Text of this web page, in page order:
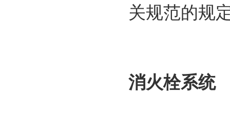
关规范的规
消火栓系统